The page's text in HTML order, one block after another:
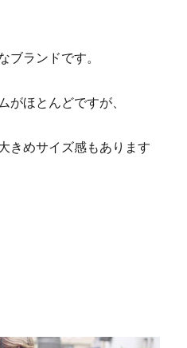
ブランドです。
がほとんどですが、
きめサイズ感もあります